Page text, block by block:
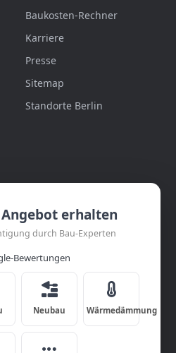
erhalten
durch Bau-Experten
Bewertungen
Neubau Wärmedämmung
Baukosten-Rechner
Karriere
Presse
Sitemap
Standorte Berlin